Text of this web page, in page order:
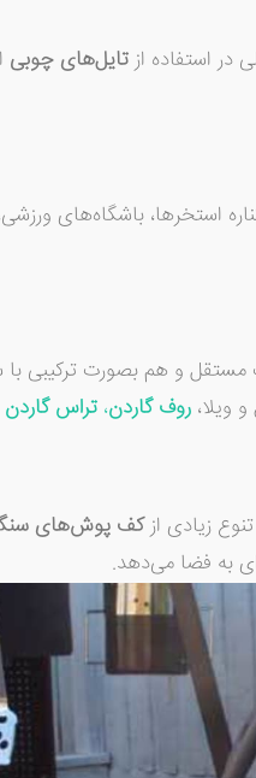
استفاده ازتایل‌های چوبی
استخرها، باشگاه‌های
و هم بصورت ترکیبی
ویلا، روف گاردن، تراس گاردن
زیادی ازکف پوش‌های
به فضا می‌دهد.